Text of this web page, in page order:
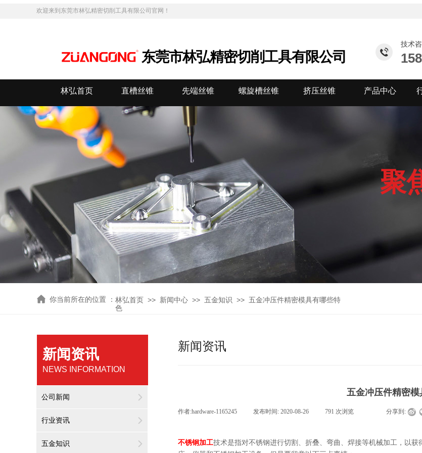
技术咨
欢迎来到东莞市林弘精密切削工具有限公司 官网！
东莞市林弘精密切削工具有限公司
林弘首页 直槽丝锥 先端丝锥 螺旋槽丝锥 挤压丝锥 产品中心
聚
林弘首页 >> 新闻中心 >> 五金知识 >> 五金冲压件精密模具有哪些特
色
你当前所在的位置 ：
新闻资讯
NEWS INFORMATION
新闻资讯
五金冲压件精密
作者:hardware-1165245 发布时间: 2020-08-26 791 次浏览 分享到:
不锈钢加工技术是指对不锈钢进行切割、折叠、弯曲、焊接等机械加工，以
公司新闻
行业资讯
五金知识